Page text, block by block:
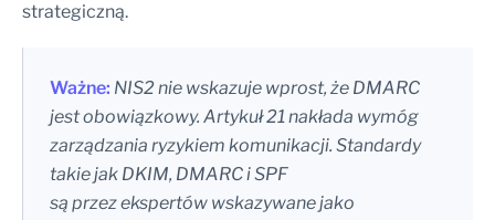
strategiczną.
Ważne: NIS2 nie wskazuje wprost, że DMARC
jest obowiązkowy. Artykuł 21 nakłada wymóg
zarządzania ryzykiem komunikacji. Standardy
takie jak DKIM, DMARC i SPF
są przez ekspertów wskazywane jako